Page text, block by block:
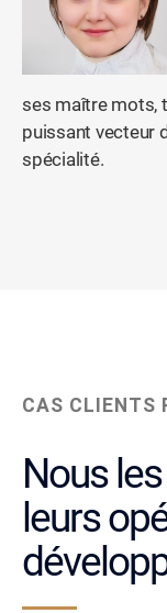
ses maître mots,
puissant vecteur
spécialité.
CAS CLIENTS
Nous
leurs